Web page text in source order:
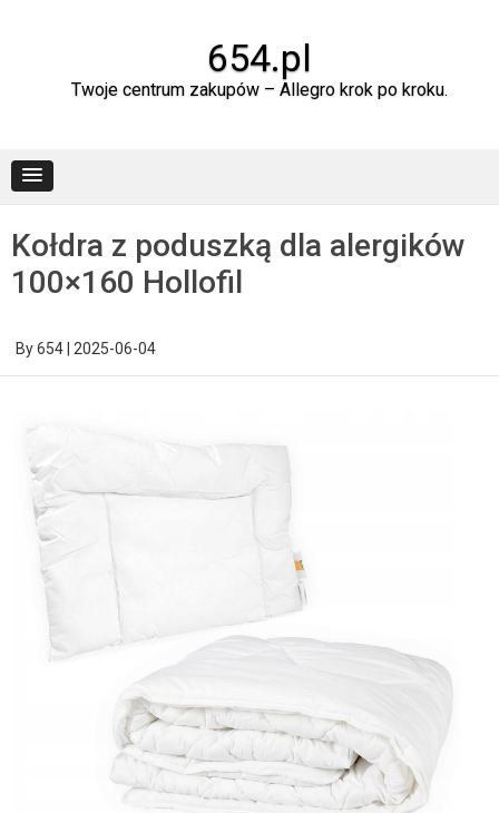
654.pl
Twoje centrum zakupów – Allegro krok po kroku.
Kołdra z poduszką dla alergików
100×160 Hollofil
By654 2025-06-04